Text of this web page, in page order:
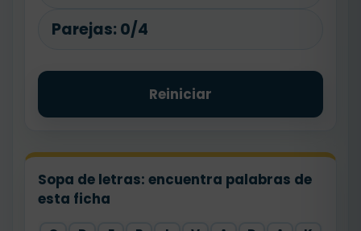
Parejas: 0/4
Reiniciar
Sopa de letras: encuentra palabras de
esta ficha